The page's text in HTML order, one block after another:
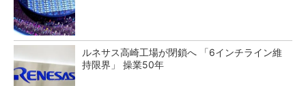
ルネサス高崎工場が閉鎖へ 「6インチライン維
持限界」 操業50年